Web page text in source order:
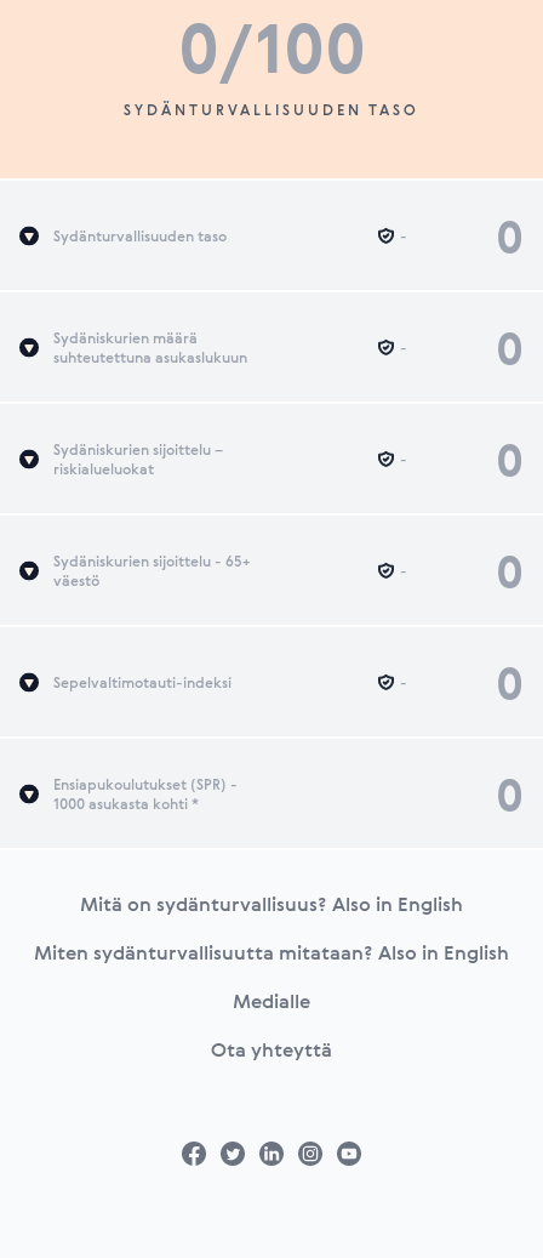
0/100
SYDÄNTURVALLISUUDEN TASO
Sydänturvallisuuden taso 0
-
Sydäniskurien määrä
suhteutettuna asukaslukuun
0
-
Sydäniskurien sijoittelu –
riskialueluokat
0
-
Sydäniskurien sijoittelu - 65+
väestö
0
-
Sepelvaltimotauti-indeksi 0
-
Ensiapukoulutukset (SPR) -
1000 asukasta kohti *
0
Mitä on sydänturvallisuus? Also in English
Miten sydänturvallisuutta mitataan? Also in English
Medialle
Ota yhteyttä